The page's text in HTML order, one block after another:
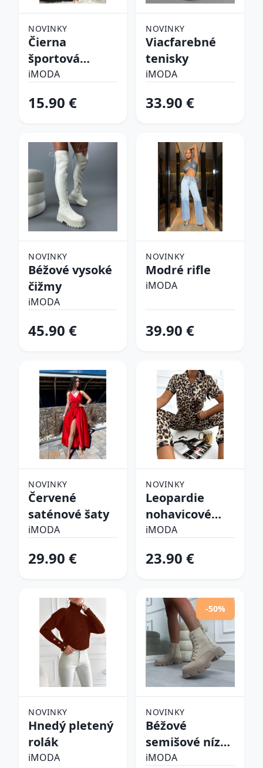
NOVINKY
Čierna
športová
podprsenka
iMODA
15.90 €
NOVINKY
Viacfarebné
tenisky
iMODA
33.90 €
NOVINKY
Béžové vysoké
čižmy
iMODA
45.90 €
NOVINKY
Modré rifle
iMODA
39.90 €
NOVINKY
Červené
saténové šaty
iMODA
29.90 €
NOVINKY
Leopardie
nohavicové
pyžamo
iMODA
23.90 €
NOVINKY
Hnedý pletený
rolák
iMODA
-50%
NOVINKY
Béžové
semišové nízke
čižmy
iMODA